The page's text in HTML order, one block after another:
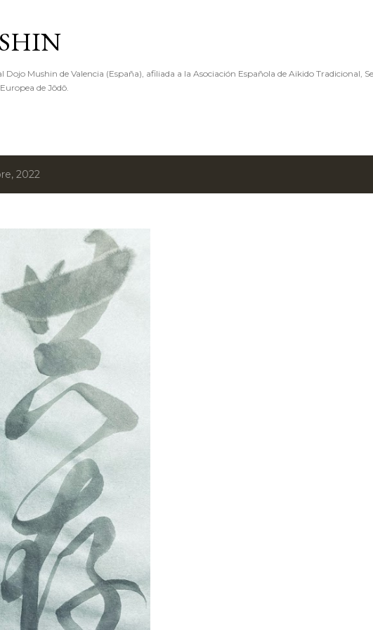
Dojo Mushin de Valencia (España), afiliada a la Asociación Española de Aikido Tradicional,
de Jôdô.
2022